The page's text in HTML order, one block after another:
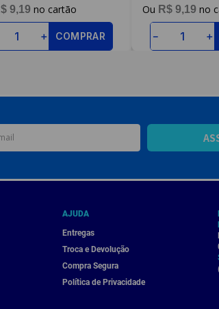
9,19
＋ COMPRAR
R$ 9,19
＋
－
AJUDA
Entregas
Troca e Devolução
Compra Segura
Política de Privacidade